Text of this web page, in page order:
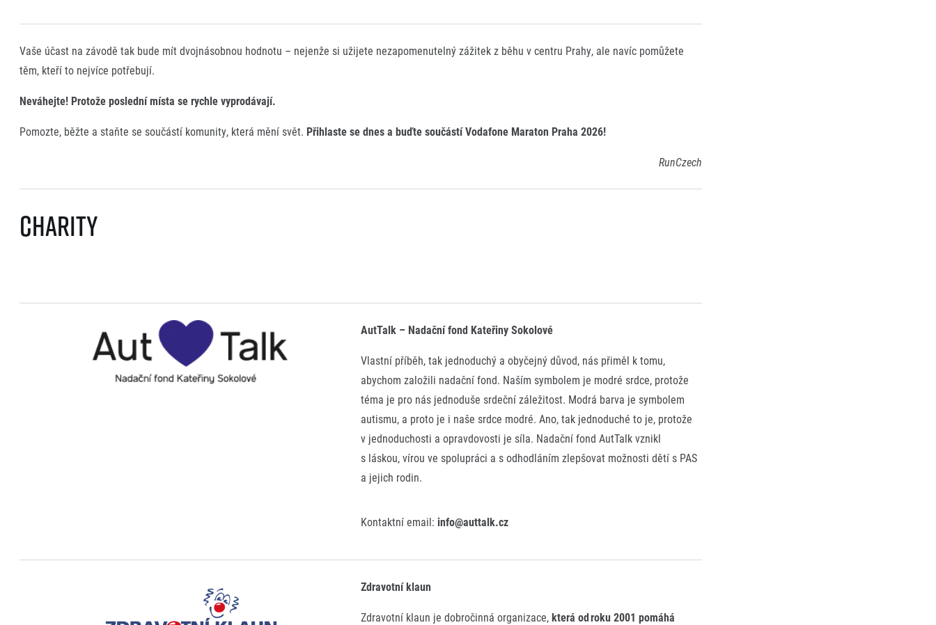
Vaše účast na závodě tak bude mít dvojnásobnou hodnotu – nejenže si užijete nezapomenutelný zážitek z běhu v centru Prahy, ale navíc pomůžete
těm, kteří to nejvíce potřebují.
Neváhejte! Protože poslední místa se rychle vyprodávají.
Pomozte, běžte a staňte se součástí komunity, která mění svět. Přihlaste se dnes a buďte součástíVodafone Maraton Praha 2026!
RunCzech
Charity
AutTalk – Nadační fond Kateřiny Sokolové
Vlastní příběh, tak jednoduchý a obyčejný důvod, nás přiměl k tomu,
abychom založili nadační fond. Naším symbolem je modré srdce, protože
téma je pro nás jednoduše srdeční záležitost. Modrá barva je symbolem
autismu, a proto je i naše srdce modré. Ano, tak jednoduché to je, protože
v jednoduchosti a opravdovosti je síla. Nadační fond AutTalk vznikl
s láskou, vírou ve spolupráci a s odhodláním zlepšovat možnosti dětí s PAS
a jejich rodin.
Kontaktní email: info@auttalk.cz
Zdravotní klaun
Zdravotní klaun je dobročinná organizace,která od roku 2001 pomáhá